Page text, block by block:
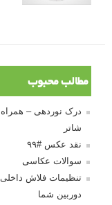
مطالب محبوب
شاتر
نقد عکس #۹۹
سوالات عکاسی
تنظیمات فلاش داخلی
دوربین شما